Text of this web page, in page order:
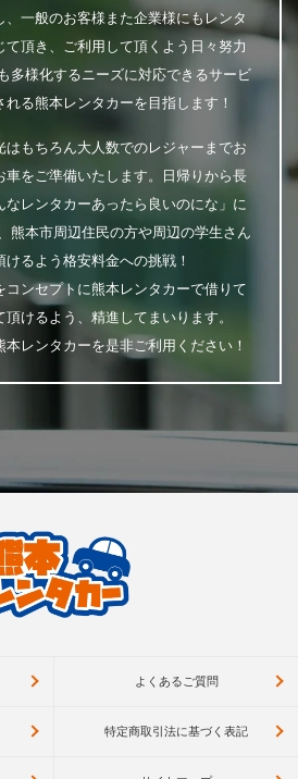
、一般のお客様また企業様にもレンタ
て頂き、ご利用して頂くよう日々努力
多様化するニーズに対応できるサービ
る熊本レンタカーを目指します！
はもちろん大人数でのレジャーまでお
車をご準備いたします。日帰りから長
なレンタカーあったら良いのにな」に
熊本市周辺住民の方や周辺の学生さん
るよう格安料金への挑戦！
コンセプトに熊本レンタカーで借りて
けるよう、精進してまいります。
レンタカーを是非ご利用ください！
よくあるご質問
特定商取引法に基づく表記